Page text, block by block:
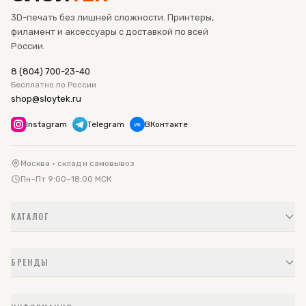
3D-печать без лишней сложности. Принтеры,
филамент и аксессуары с доставкой по всей
России.
8 (804) 700-23-40
Бесплатно по России
shop@sloytek.ru
Instagram Telegram VK ВКонтакте
Москва · склад и самовывоз
Пн–Пт 9:00–18:00 МСК
КАТАЛОГ
БРЕНДЫ